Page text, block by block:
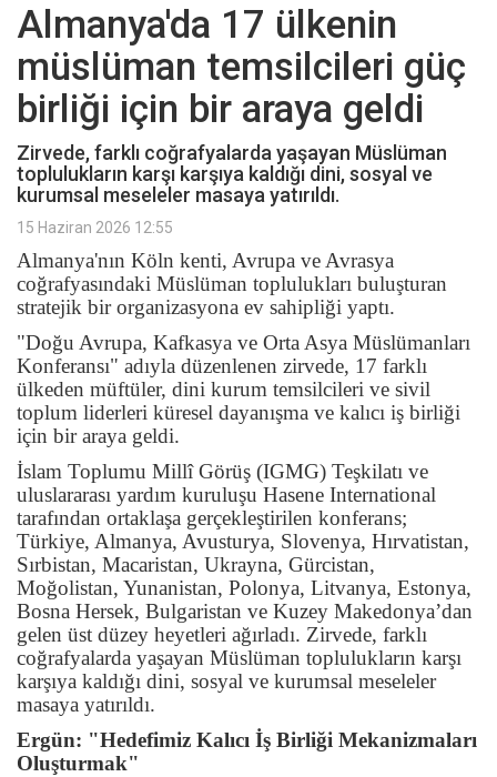
Almanya'da 17 ülkenin
müslüman temsilcileri güç
birliği için bir araya geldi
Zirvede, farklı coğrafyalarda yaşayan Müslüman
toplulukların karşı karşıya kaldığı dini, sosyal ve
kurumsal meseleler masaya yatırıldı.
15 Haziran 2026 12:55
Almanya'nın Köln kenti, Avrupa ve Avrasya
coğrafyasındaki Müslüman toplulukları buluşturan
stratejik bir organizasyona ev sahipliği yaptı.
"Doğu Avrupa, Kafkasya ve Orta Asya Müslümanları
Konferansı" adıyla düzenlenen zirvede, 17 farklı
ülkeden müftüler, dini kurum temsilcileri ve sivil
toplum liderleri küresel dayanışma ve kalıcı iş birliği
için bir araya geldi.
İslam Toplumu Millî Görüş (IGMG) Teşkilatı ve
uluslararası yardım kuruluşu Hasene International
tarafından ortaklaşa gerçekleştirilen konferans;
Türkiye, Almanya, Avusturya, Slovenya, Hırvatistan,
Sırbistan, Macaristan, Ukrayna, Gürcistan,
Moğolistan, Yunanistan, Polonya, Litvanya, Estonya,
Bosna Hersek, Bulgaristan ve Kuzey Makedonya’dan
gelen üst düzey heyetleri ağırladı. Zirvede, farklı
coğrafyalarda yaşayan Müslüman toplulukların karşı
karşıya kaldığı dini, sosyal ve kurumsal meseleler
masaya yatırıldı.
Ergün: "Hedefimiz Kalıcı İş Birliği Mekanizmaları
Oluşturmak"